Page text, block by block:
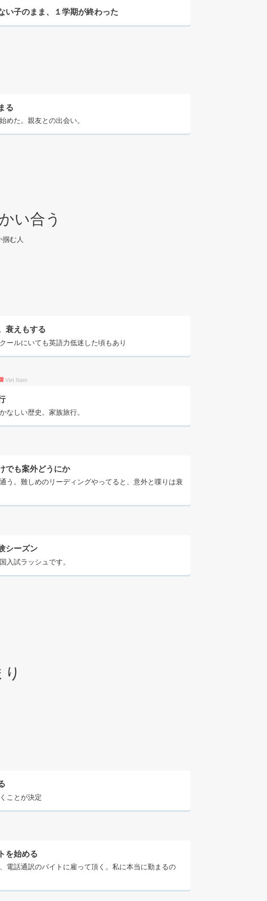
い子のまま、１学期が終わった
る
めた。親友との出会い。
い合う
掴む人
衰えもする
ールにいても英語力低迷した頃もあり
なしい歴史。家族旅行。
Viet Nam
でも案外どうにか
う。難しめのリーディングやってると、意外と喋りは衰
シーズン
入試ラッシュです。
ことが決定
を始める
電話通訳のバイトに雇って頂く。私に本当に勤まるの